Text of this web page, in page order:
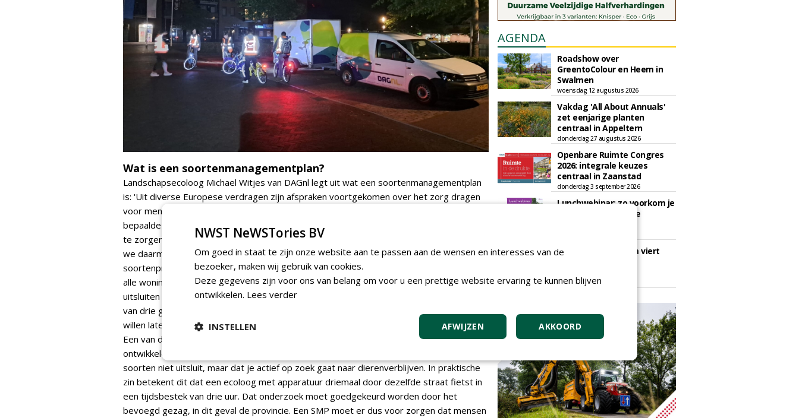
Wat is een soortenmanagementplan?
Landschapsecoloog Michael Witjes van DAGnl legt uit wat een soortenmanagementplan
is: 'Uit diverse Europese verdragen zijn afspraken voortgekomen over het zorg dragen
voor mensen en dieren. De soortenbescherming is vastgelegd in wetgeving. Om
bepaalde soorten te beschermen, moet je je afvragen of je er alles aan gedaan hebt om
te zorgen dat ze beschermd zijn. Oorspronkelijk wisten we als beleidsmakers niet hoe
we daarmee om moesten gaan. Gaandeweg kwamen er kennisdocumenten en
soortenprotocollen, maar de praktijk leerde dat het heel veel tijd en energie kostte om
alle woningen afzonderlijk volgens die protocollen te bekijken, om vervolgens te kunnen
uitsluiten dat er een bepaalde soort aanwezig was. Wil je dat doen voor alle dorpskernen
van drie gemeenten, die de energietransitie willen vlottrekken en daarom alle woningen
willen laten controleren, dan heb je tienduizenden ecologen nodig.'
Een van de provincies - de provincies zijn het bevoegd gezag als het gaat om soorten -
ontwikkelde daarop het SMP. Witjes: 'Het grote verschil is dat je de aanwezigheid van
soorten niet uitsluit, maar dat je actief op zoek gaat naar dierenverblijven. In praktische
zin betekent dit dat een ecoloog met apparatuur driemaal door dezelfde straat fietst in
een tijdsbestek van drie uur. Dat onderzoek moet goedgekeurd worden door het
bevoegd gezag, in dit geval de provincie. Een SMP moet er dus voor zorgen dat mensen
AGENDA
Roadshow over
GreentoColour en Heem in
Swalmen
woensdag 12 augustus 2026
Vakdag 'All About Annuals'
zet eenjarige planten
centraal in Appeltern
donderdag 27 augustus 2026
Openbare Ruimte Congres
2026: integrale keuzes
centraal in Zaanstad
donderdag 3 september 2026
Lunchwebinar: zo voorkom je
dat natuurinclusieve
Rooftop Symposium viert
vrijdag 18 september 2026
NWST NeWSTories BV
Om goed in staat te zijn onze website aan te passen aan de wensen en interesses van de
bezoeker, maken wij gebruik van cookies.
Deze gegevens zijn voor ons van belang om voor u een prettige website ervaring te kunnen blijven
ontwikkelen. Lees verder
AKKOORD
AFWIJZEN
INSTELLEN